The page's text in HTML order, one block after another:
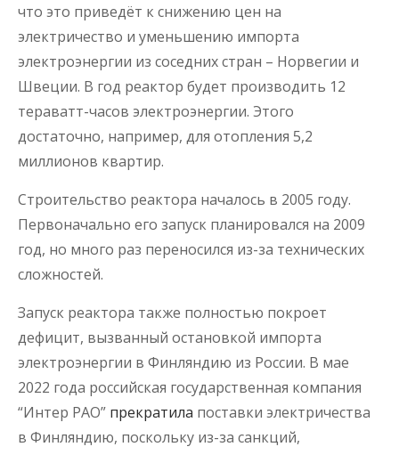
что это приведёт к снижению цен на
электричество и уменьшению импорта
электроэнергии из соседних стран – Норвегии и
Швеции. В год реактор будет производить 12
тераватт-часов электроэнергии. Этого
достаточно, например, для отопления 5,2
миллионов квартир.
Строительство реактора началось в 2005 году.
Первоначально его запуск планировался на 2009
год, но много раз переносился из-за технических
сложностей.
Запуск реактора также полностью покроет
дефицит, вызванный остановкой импорта
электроэнергии в Финляндию из России. В мае
2022 года российская государственная компания
“Интер РАО” прекратила поставки электричества
в Финляндию, поскольку из-за санкций,